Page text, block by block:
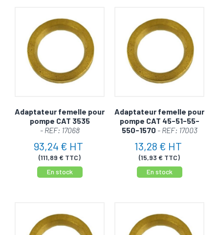
Adaptateur femelle pour
pompe CAT 3535
- REF: 17068
93,24 € HT
(111,89 € TTC)
En stock
Adaptateur femelle pour
pompe CAT 45-51-55-
550-1570 - REF: 17003
13,28 € HT
(15,93 € TTC)
En stock